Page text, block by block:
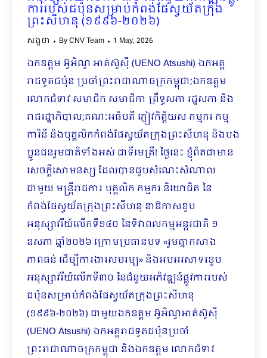
ការរបស់ជប៉ុនសម្រាប់កំពង់ផែស្វយ័តក្រុង
ព្រះសីហនុ (១៩៩៦-២០២៦)
សង្កថា ByCNV Team 1 May, 2026
ឯកឧត្តម អ៊ូអិណូ អាត់ស៊ូស៊ី (UENO Atsushi) ឯកអគ្គ
រាជទូតជប៉ុន ប្រចាំព្រះរាជាណាចក្រកម្ពុជា;ឯកឧត្តម
លោកជំទាវ សមាជិក សមាជិកា ព្រឹទ្ធសភា រដ្ឋសភា និង
រាជរដ្ឋាភិបាល;គណៈអធិបតី ភ្ញៀវកិត្តិយស កម្មករ កម្ម
ការិនី និងបុគ្គលិកកំពង់ផែស្វយ័តក្រុងព្រះសីហនុ និងបង
ប្អូនជនរួមជាតិទាំងអស់ ជាទីមេត្រី! ថ្ងៃនេះ ខ្ញុំពិតជាមាន
សេចក្ដីសោមនស្ស ដែលបានជួបសំណេះសំណាល
ជាមួយ មន្ត្រីរាជការ បុគ្គលិក កម្មករ និយោជិត នៃ
កំពង់ផែស្វយ័តក្រុងព្រះសីហនុ នាឱកាសខួប
អនុស្សាវរីយ៍លើកទី១៤០ នៃទិវាពលកម្មអន្តរជាតិ ១
ឧសភា ឆ្នាំ២០២៦ ក្រោមប្រធានបទ «រួមគ្នាកសាង
ភាពធន់ ដើម្បីការងារសមរម្យ» និងអបអរសាទរខួប
អនុស្សាវរីយ៍លើកទី៣០ នៃជំនួយអភិវឌ្ឍន៍ផ្លូវការរបស់
ជប៉ុនសម្រាប់កំពង់ផែស្វយ័តក្រុងព្រះសីហនុ
(១៩៩៦-២០២៦) ជាមួយឯកឧត្តម អ៊ូអិណូអាត់ស៊ូស៊ី
(UENO Atsushi) ឯកអគ្គរាជទូតជប៉ុនប្រចាំ
ព្រះរាជាណាចក្រកម្ពុជា និងឯកឧត្តម លោកជំទាវ